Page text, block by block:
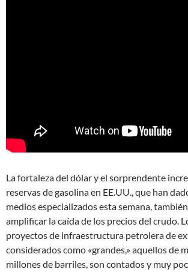
La fortaleza del dólar y el sorprendente
reservas de gasolina en EE.UU., que han
medios especializados esta semana,
amplificar la caída de los precios del crudo.
proyectos de infraestructura petrolera de
considerados como «grandes,» aquellos de
millones de barriles, son contados y muy